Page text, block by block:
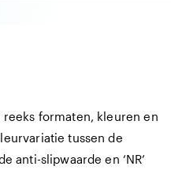
formaten, kleuren en
tussen de
anti-slipwaarde en ‘NR’